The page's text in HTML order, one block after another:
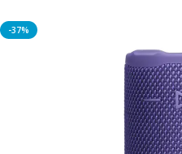
-37%